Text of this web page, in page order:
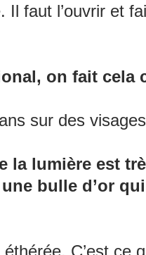
Il faut l’ouvrir et
, on fait cela
sur des
la lumière est
bulle d’or